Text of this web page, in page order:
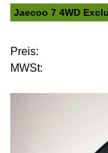
Jaecoo 7 4WD
Preis:
MWSt: